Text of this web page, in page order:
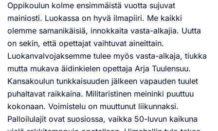
Oppikoulun kolme ensimmäistä vuotta sujuvat
mainiosti. Luokassa on hyvä ilmapiiri. Me kaikki
olemme samanikäisiä, innokkaita vasta-alkajia. Uutta
on sekin, että opettajat vaihtuvat aineittain.
Luokanvalvojaksemme tulee myös vasta-alkaja, tiukka
mutta mukava äidinkielen opettaja Arja Tuulensuu.
Kansakoulun tunkkaisuuden jälkeen vapauden tuulet
puhaltavat raikkaina. Militaristinen meininki puuttuu
kokonaan. Voimistelu on muuttunut liikunnaksi.
Palloilulajit ovat suosiossa, vaikka 50-luvun kaikuna